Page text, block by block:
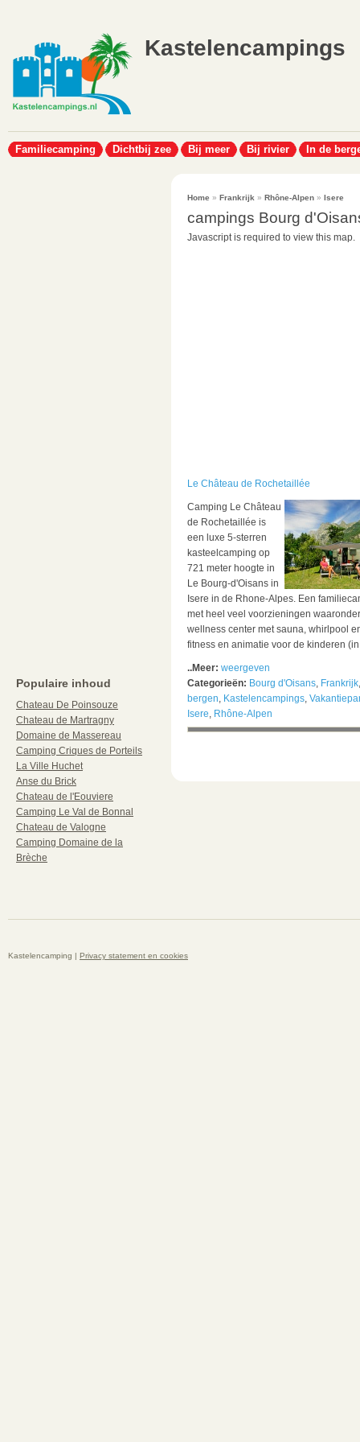
Kastelencampings
Familiecamping Dichtbij zee Bij meer Bij rivier In de
Populaire inhoud
Chateau De Poinsouze
Chateau de Martragny
Domaine de Massereau
Camping Criques de Porteils
La Ville Huchet
Anse du Brick
Chateau de l'Eouviere
Camping Le Val de Bonnal
Chateau de Valogne
Camping Domaine de la
Brèche
Home » Frankrijk » Rhône-Alpen» Isere
campings Bourg
Javascript is required to view this map.
Le Château de Rochetaillée
Camping Le Château
de Rochetaillée is
een luxe 5-sterren
kasteelcamping op
721 meter hoogte in
Le Bourg-d'Oisans in
Isere in de Rhone-Alpes. Een
met heel veel voorzieningen
wellness center met sauna, whirlpool
fitness en animatie voor de kinderen (in
..Meer: weergeven
Categorieën: Bourg d'Oisans, Frankrijk
bergen, Kastelencampings,
Isere, Rhône-Alpen
Kastelencamping | Privacy statement en cookies